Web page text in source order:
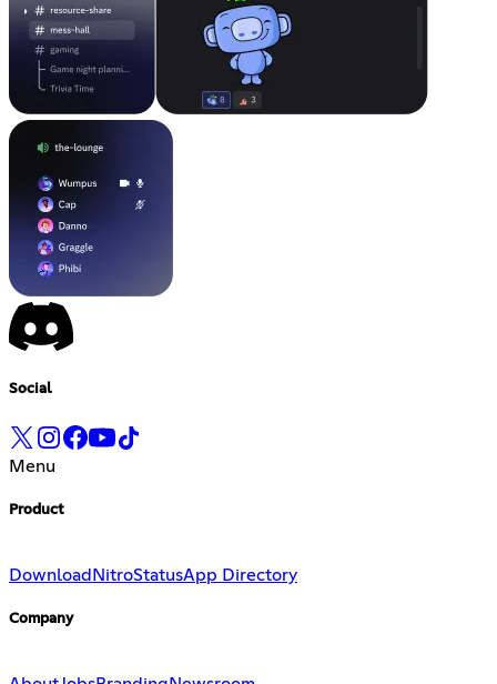
Social
Menu
Product
Download NitroStatusApp Directory
Company